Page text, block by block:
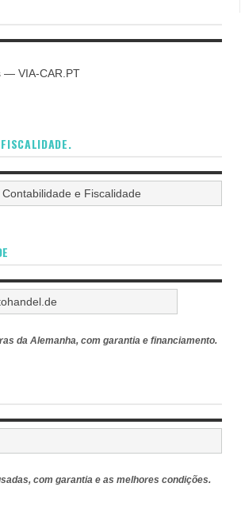
da Alemanha, com garantia e financiamento.
com garantia e as melhores condições.